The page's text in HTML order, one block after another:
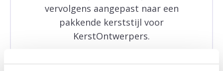
vervolgens aangepast naar een
pakkende kerststijl voor
KerstOntwerpers.